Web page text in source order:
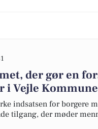
der gør en
i Vejle Kommune
indsatsen for borgere
tilgang, der møder